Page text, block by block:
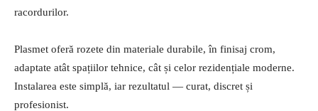
racordurilor.
Plasmet oferă rozete din materiale durabile, în finisaj crom,
adaptate atât spațiilor tehnice, cât și celor rezidențiale moderne.
Instalarea este simplă, iar rezultatul — curat, discret și
profesionist.